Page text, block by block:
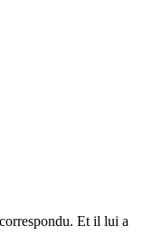
Et il lui a